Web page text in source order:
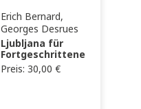
Erich Bernard,
Georges Desrues
Ljubljana für
Fortgeschrittene
Preis:30,00€